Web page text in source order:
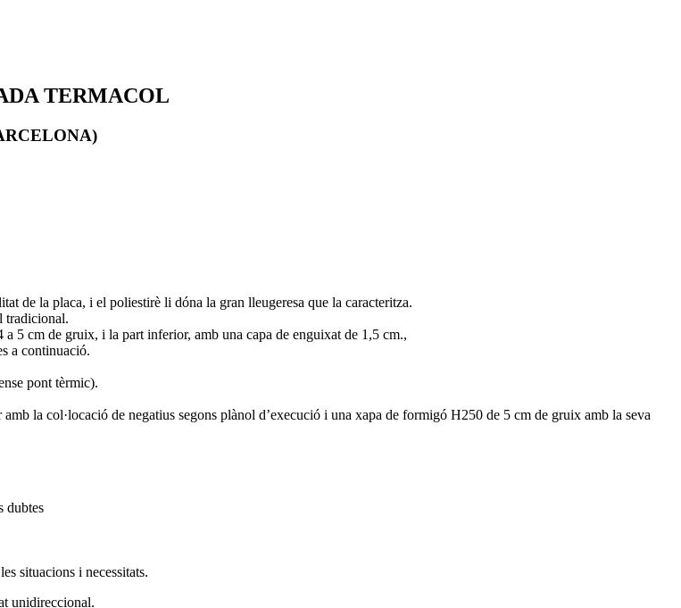
TERMACOL
de la placa, i el poliestirè li dóna la gran lleugeresa que la caracteritza.
tradicional.
a 5 cm de gruix, i la part inferior, amb una capa de enguixat de 1,5 cm.,
a continuació.
pont tèrmic).
la col·locació de negatius segons plànol d’execució i una xapa de formigó H250 de 5 cm de gruix amb la seva
dubtes
situacions i necessitats.
unidireccional.